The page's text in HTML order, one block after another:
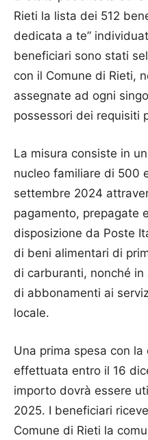
Rieti la lista dei 512
dedicata a te”
beneficiari sono stati
con il Comune di Rieti,
assegnate ad ogni
possessori dei requisiti
La misura consiste in
nucleo familiare di 500
settembre 2024
pagamento, prepagate
disposizione da Poste
di beni alimentari di
di carburanti, nonché
di abbonamenti ai
locale.
Una prima spesa con
effettuata entro il 16
importo dovrà essere
2025. I beneficiari
Comune di Rieti la